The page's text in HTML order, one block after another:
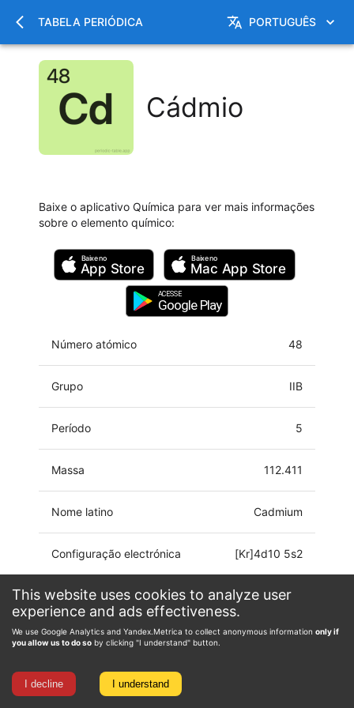
This website uses cookies to analyze user
experience and ads effectiveness.
We use Google Analytics and Yandex.Metrica to collect anonymous information only if
you allow us to do so by clicking "I understand" button.
I decline I understand
TABELA PERIÓDICA PORTUGUÊS
Cádmio
Baixe o aplicativo Química para ver mais informações
sobre o elemento químico:
Baixe no
App Store
Baixe no
Mac App Store
ACESSE
Google Play
Número atómico 48
Grupo IIB
Período 5
Massa 112.411
Nome latino Cadmium
Configuração electrónica [Kr]4d10 5s2
Estado de oxidação -2, 0, 1, 2